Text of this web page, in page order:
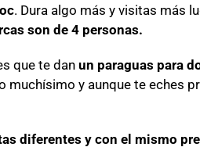
. Dura algo más y visitas más
son de 4 personas.
que te dan un paraguas para
muchísimo y aunque te eches
diferentes y con el mismo